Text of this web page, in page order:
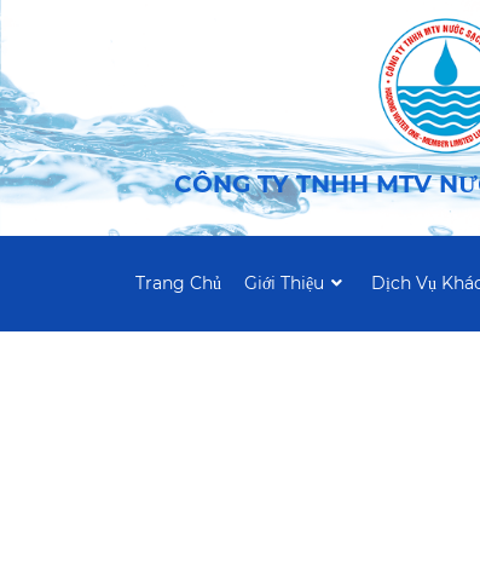
CÔNG TY TNHH MTV
Trang Chủ Giới Thiệu Dịch Vụ